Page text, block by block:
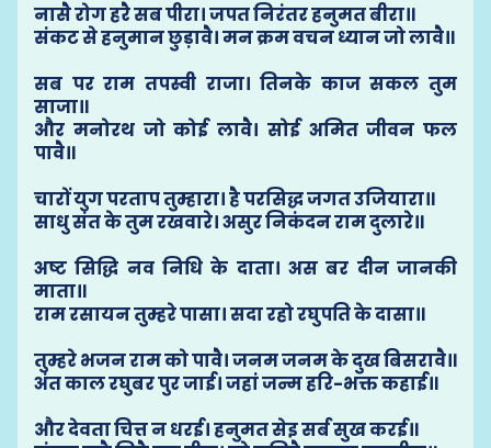
नासै रोग हरै सब पीरा। जपत निरंतर हनुमत बीरा॥
संकट से हनुमान छुड़ावै। मन क्रम वचन ध्यान जो लावै॥
सब पर राम तपस्वी राजा। तिनके काज सकल तुम
साजा॥
और मनोरथ जो कोई लावै। सोई अमित जीवन फल
पावै॥
चारों युग परताप तुम्हारा। है परसिद्ध जगत उजियारा॥
साधु संत के तुम रखवारे। असुर निकंदन राम दुलारे॥
अष्ट सिद्धि नव निधि के दाता। अस बर दीन जानकी
माता॥
राम रसायन तुम्हरे पासा। सदा रहो रघुपति के दासा॥
तुम्हरे भजन राम को पावै। जनम जनम के दुख बिसरावै॥
अंत काल रघुबर पुर जाई। जहां जन्म हरि-भक्त कहाई॥
और देवता चित्त न धरई। हनुमत सेइ सर्ब सुख करई॥